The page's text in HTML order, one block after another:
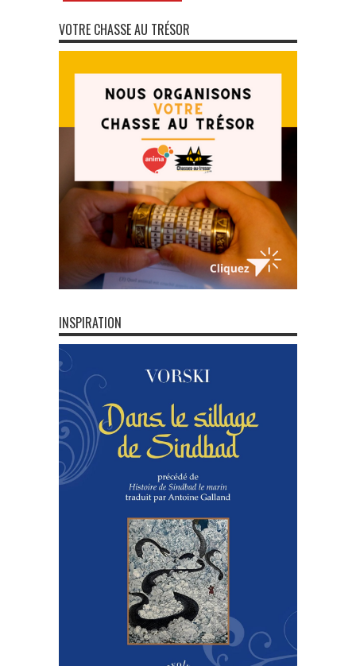
VOTRE CHASSE AU TRÉSOR
INSPIRATION